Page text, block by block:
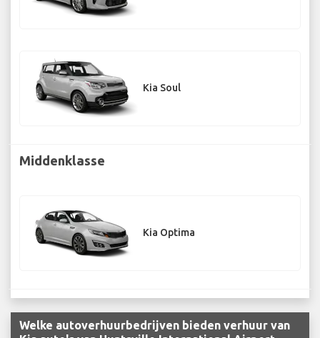
Kia Soul
Middenklasse
Kia Optima
Welke autoverhuurbedrijven bieden verhuur van